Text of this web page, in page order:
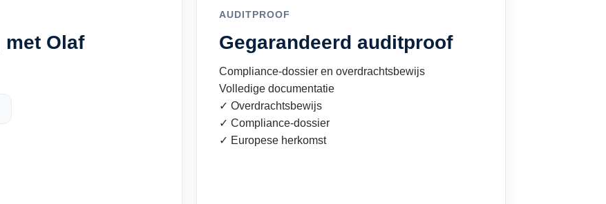
Olaf
AUDITPROOF
Gegarandeerd auditproof
Compliance-dossier en overdrachtsbewijs
Volledige documentatie
✓ Overdrachtsbewijs
✓ Compliance-dossier
✓ Europese herkomst